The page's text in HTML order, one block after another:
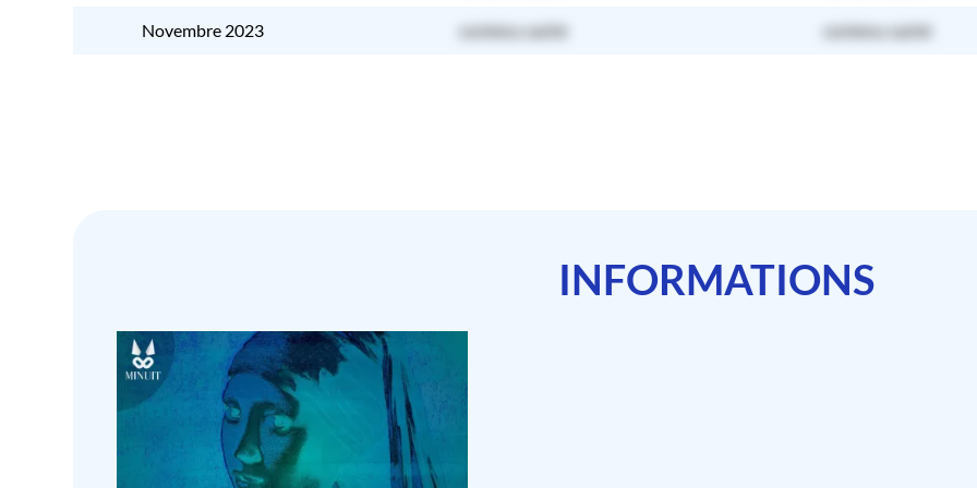
Novembre 2023 contenu caché contenu caché
INFORMATIONS